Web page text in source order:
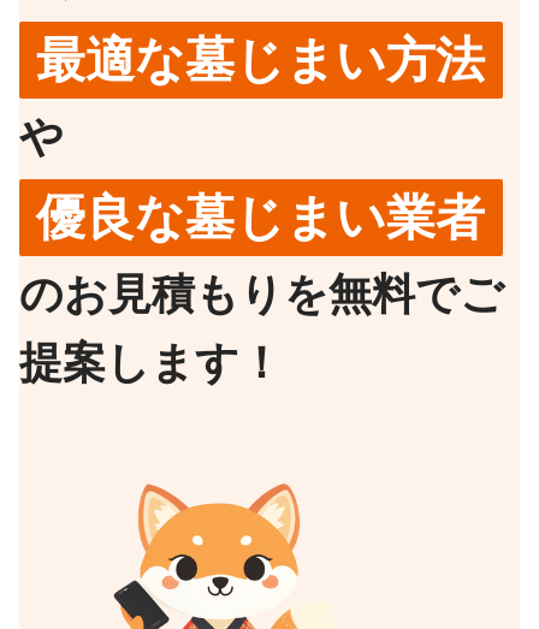
最適な墓じまい方法
や
優良な墓じまい業者
のお見積もりを無料でご
提案します！